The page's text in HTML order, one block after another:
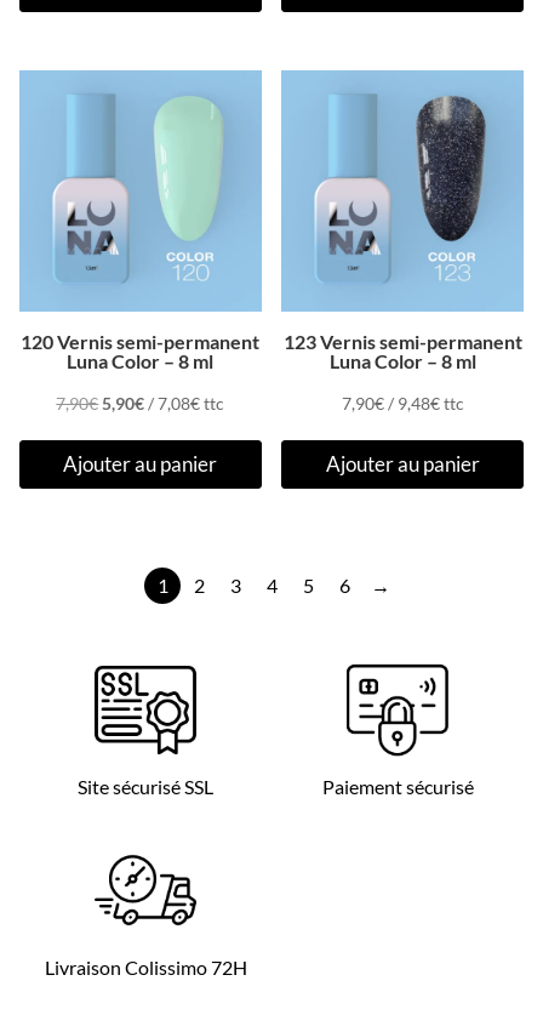
120 Vernis semi-permanent
Luna Color – 8 ml
7,90€ Le
initial
5,90€Le
actuel
/7,08€ttc
Ajouter au panier
123 Vernis semi-permanent
Luna Color – 8 ml
7,90€/ 9,48€ttc
Ajouter au panier
1 2 3 4 5 6 →
Site sécurisé SSL Paiement sécurisé
Livraison Colissimo 72H